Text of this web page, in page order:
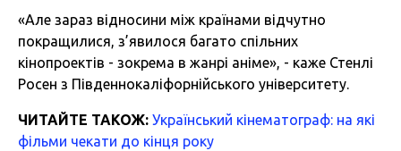
«Але зараз відносини між країнами відчутно
покращилися, з’явилося багато спільних
кінопроектів - зокрема в жанрі аніме», - каже Стенлі
Росен з Південнокаліфорнійського університету.
ЧИТАЙТЕ ТАКОЖ: Український кінематограф: на які
фільми чекати до кінця року